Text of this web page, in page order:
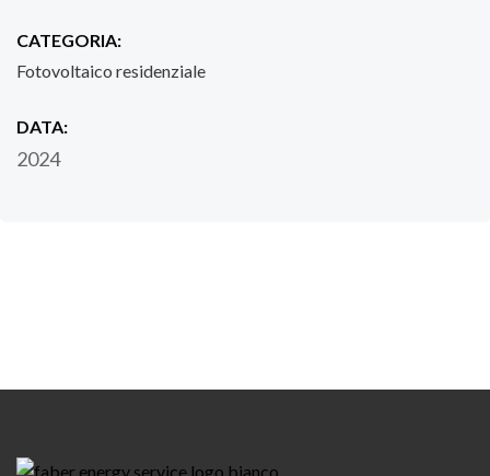
CATEGORIA:
Fotovoltaico residenziale
DATA:
2024